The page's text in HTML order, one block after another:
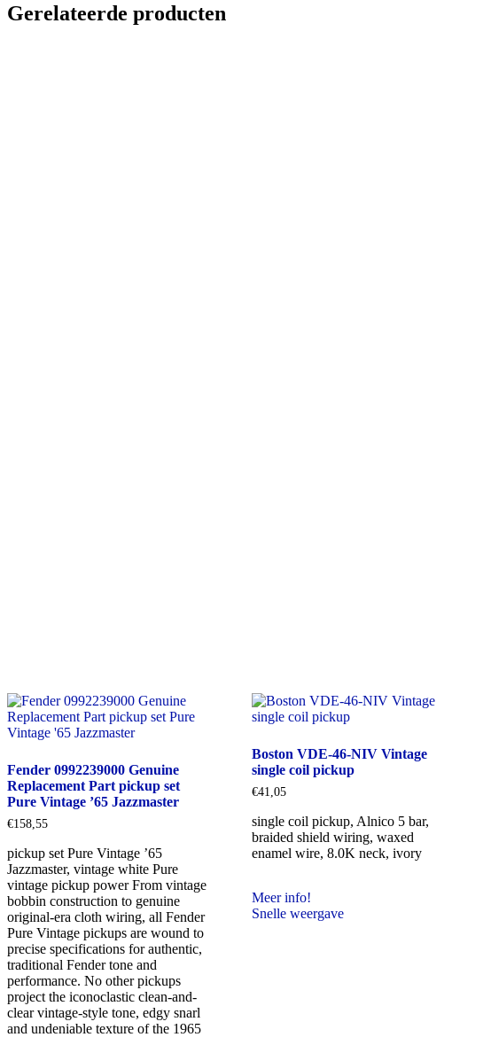
Gerelateerde producten
Fender 0992239000 Genuine
Replacement Part pickup set
Pure Vintage ’65 Jazzmaster
€158,55
pickup set Pure Vintage ’65
Jazzmaster, vintage white Pure
vintage pickup power From vintage
bobbin construction to genuine
original-era cloth wiring, all Fender
Pure Vintage pickups are wound to
precise specifications for authentic,
traditional Fender tone and
performance. No other pickups
project the iconoclastic clean-and-
clear vintage-style tone, edgy snarl
and undeniable texture of the 1965
Boston VDE-46-NIV Vintage
single coil pickup
€41,05
single coil pickup, Alnico 5 bar,
braided shield wiring, waxed
enamel wire, 8.0K neck, ivory
Meer info!
Snelle weergave